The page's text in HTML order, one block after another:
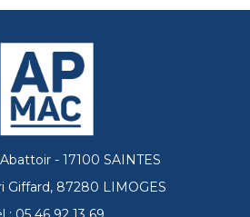
- 17100 SAINTES
Giffard, 87280 LIMOGES